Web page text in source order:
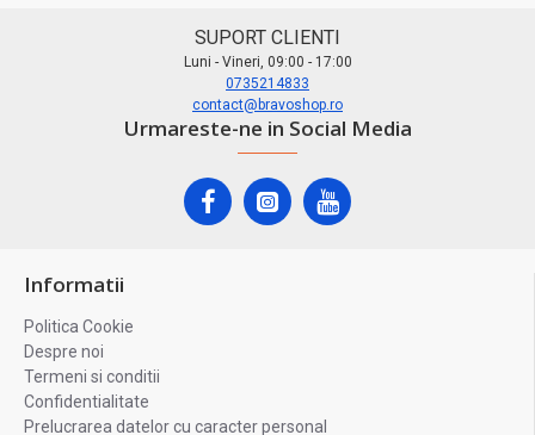
SUPORT CLIENTI
Luni - Vineri, 09:00 - 17:00
0735214833
contact@bravoshop.ro
Urmareste-ne in Social Media
Informatii
Politica Cookie
Despre noi
Termeni si conditii
Confidentialitate
Prelucrarea datelor cu caracter personal